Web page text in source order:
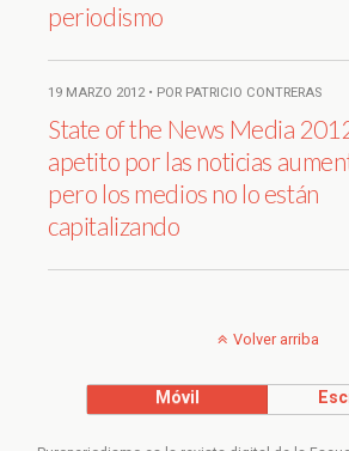
periodismo
19 MARZO 2012 • POR PATRICIO CONTRERAS
State of the News Media
apetito por las noticias
pero los medios no lo están
capitalizando
Volver arriba
Móvil